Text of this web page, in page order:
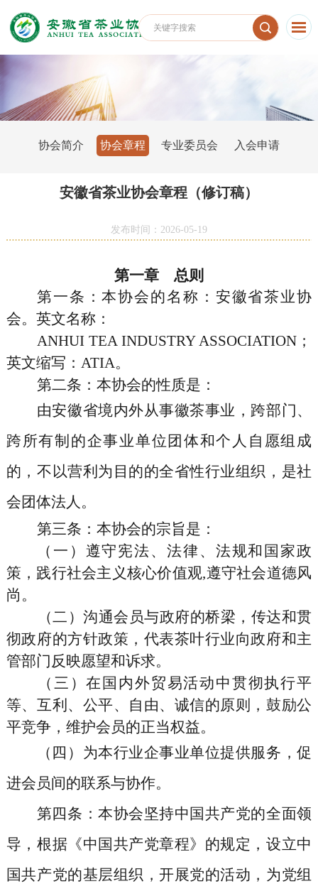
协会简介 协会章程 专业委员会 入会申请
安徽省茶业协会章程（修订稿）
发布时间：2026-05-19
第一章 总则
第一条 ：本协会的名称：安徽省茶业协
会。英文名称：
ANHUI TEA INDUSTRY ASSOCIATION；
英文缩写：ATIA。
第二条 ：本协会的性质是：
由安徽省境内外从事徽茶事业，跨部门、
跨所有制的企事业单位团体和个人自愿组成
的，不以营利为目的的全省性行业组织，是社
会团体法人。
第三条 ：本协会的宗旨是：
（一）遵守宪法、法律、法规和国家政
策，践行社会主义核心价值观,遵守社会道德风
尚。
（二）沟通会员与政府的桥梁，传达和贯
彻政府的方针政策，代表茶叶行业向政府和主
管部门反映愿望和诉求。
（三）在国内外贸易活动中贯彻执行平
等、互利、公平、自由、诚信的原则，鼓励公
平竞争，维护会员的正当权益。
（四）为本行业企事业单位提供服务，促
进会员间的联系与协作。
第四条 ：本协会坚持中国共产党的全面领
导，根据《中国共产党章程》的规定，设立中
国共产党的基层组织，开展党的活动，为党组